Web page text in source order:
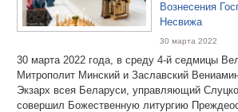
Вознесения
Несвижа
30 марта 2022
30 марта 2022 года, в среду 4-й седмицы
Митрополит Минский и Заславский
Экзарх всея Беларуси, управляющий
совершил Божественную литургию